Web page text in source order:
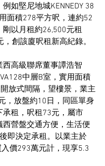
如堅尼地城KENNEDY 38
面積278平方呎，連約52
剛以月租約26,500元租
創該廈呎租新高紀錄。
西高級聯席董事譚浩智
中層B室，實用面積
放式間隔，望樓景，業主
，放盤約10日，同區單身
承租，呎租73元，屬市
西營盤交通方便，生活便
即決定承租。以業主於
價293萬元計，現享5.3